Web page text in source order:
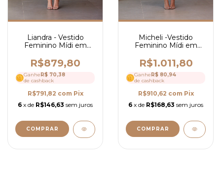
Liandra - Vestido
Feminino Mídi em
Elegante e Decote
Quadrado - Ref 4263
R$879,80
GanheR$ 70,38
de cashback
R$791,82 com Pix
6 x de R$146,63 sem juros
COMPRAR
Micheli -Vestido
Feminino Mídi em
Quadrado e Babados -
Ref 4297
R$1.011,80
GanheR$ 80,94
de cashback
R$910,62 com Pix
6 x de R$168,63 sem juros
COMPRAR